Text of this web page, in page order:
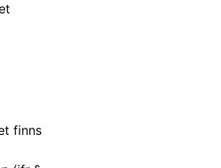
finns